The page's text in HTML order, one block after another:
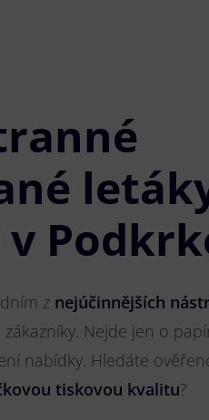
z nejúčinnějších
zákazníky. Nejde jen o
nabídky. Hledáte
tiskovou kvalitu?